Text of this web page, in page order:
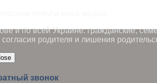
и по всей Украине: гражданские,
родителя и лишения
звонок